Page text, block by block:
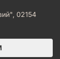
02154